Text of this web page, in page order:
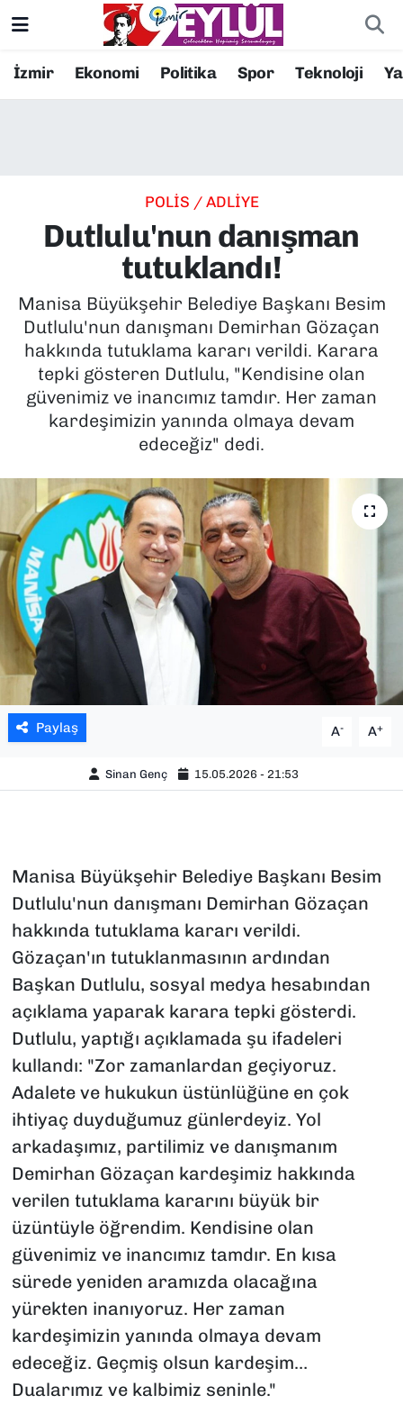
İzmir Ekonomi Politika Spor Teknoloji
POLİS / ADLİYE
Dutlulu'nun danışman
tutuklandı!
Manisa Büyükşehir Belediye Başkanı Besim
Dutlulu'nun danışmanı Demirhan Gözaçan
hakkında tutuklama kararı verildi. Karara
tepki gösteren Dutlulu, "Kendisine olan
güvenimiz ve inancımız tamdır. Her zaman
kardeşimizin yanında olmaya devam
edeceğiz" dedi.
Paylaş A- A+
Sinan Genç 15.05.2026 - 21:53
Manisa Büyükşehir Belediye Başkanı Besim
Dutlulu'nun danışmanı Demirhan Gözaçan
hakkında tutuklama kararı verildi.
Gözaçan'ın tutuklanmasının ardından
Başkan Dutlulu, sosyal medya hesabından
açıklama yaparak karara tepki gösterdi.
Dutlulu, yaptığı açıklamada şu ifadeleri
kullandı: "Zor zamanlardan geçiyoruz.
Adalete ve hukukun üstünlüğüne en çok
ihtiyaç duyduğumuz günlerdeyiz. Yol
arkadaşımız, partilimiz ve danışmanım
Demirhan Gözaçan kardeşimiz hakkında
verilen tutuklama kararını büyük bir
üzüntüyle öğrendim. Kendisine olan
güvenimiz ve inancımız tamdır. En kısa
sürede yeniden aramızda olacağına
yürekten inanıyoruz. Her zaman
kardeşimizin yanında olmaya devam
edeceğiz. Geçmiş olsun kardeşim…
Dualarımız ve kalbimiz seninle."
Resmi İlanlar
EKONOMİ
KÜLTÜR SANAT
MAGAZİN
POLİTİKA
SAĞLIK
SPOR
TEKNOLOJİ
YAŞAM
YEREL YÖNETİMLER
Konak Nöbetçi Eczaneler
Süper Lig Puan Durumu ve Fikstür
Tüm Manşetler
Son Dakika Haberleri
Haber Arşivi